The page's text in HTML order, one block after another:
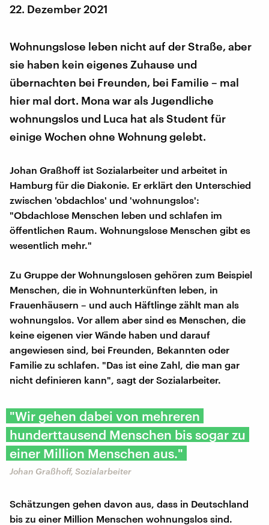
22. Dezember 2021
Wohnungslose leben nicht auf der Straße, aber
sie haben kein eigenes Zuhause und
übernachten bei Freunden, bei Familie – mal
hier mal dort. Mona war als Jugendliche
wohnungslos und Luca hat als Student für
einige Wochen ohne Wohnung gelebt.
Johan Graßhoff ist Sozialarbeiter und arbeitet in
Hamburg für die Diakonie. Er erklärt den Unterschied
zwischen 'obdachlos' und 'wohnungslos':
"Obdachlose Menschen leben und schlafen im
öffentlichen Raum. Wohnungslose Menschen gibt es
wesentlich mehr."
Zu Gruppe der Wohnungslosen gehören zum Beispiel
Menschen, die in Wohnunterkünften leben, in
Frauenhäusern – und auch Häftlinge zählt man als
wohnungslos. Vor allem aber sind es Menschen, die
keine eigenen vier Wände haben und darauf
angewiesen sind, bei Freunden, Bekannten oder
Familie zu schlafen. "Das ist eine Zahl, die man gar
nicht definieren kann", sagt der Sozialarbeiter.
"Wir gehen dabei von mehreren
hunderttausend Menschen bis sogar zu
einer Million Menschen aus."
Johan Graßhoff, Sozialarbeiter
Schätzungen gehen davon aus, dass in Deutschland
bis zu einer Million Menschen wohnungslos sind.